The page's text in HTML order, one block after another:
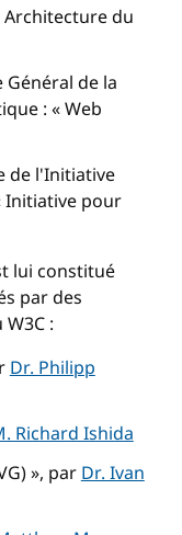
du
Général de la
: « Web
de l'Initiative
Initiative pour
lui constitué
par des
:
Dr. Philipp
Richard Ishida
», parDr. Ivan